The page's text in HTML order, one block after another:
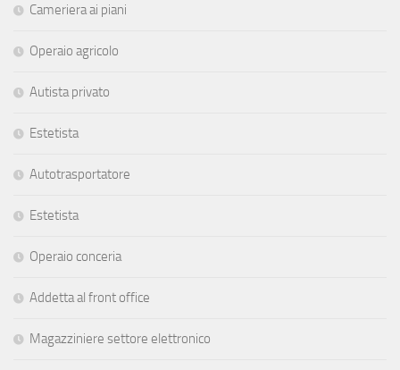
Cameriera ai piani
Operaio agricolo
Autista privato
Estetista
Autotrasportatore
Estetista
Operaio conceria
Addetta al front office
Magazziniere settore elettronico